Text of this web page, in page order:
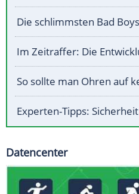
Die schlimmsten Bad
Im Zeitraffer: Die
So sollte man Ohren auf
Experten-Tipps:
Datencenter